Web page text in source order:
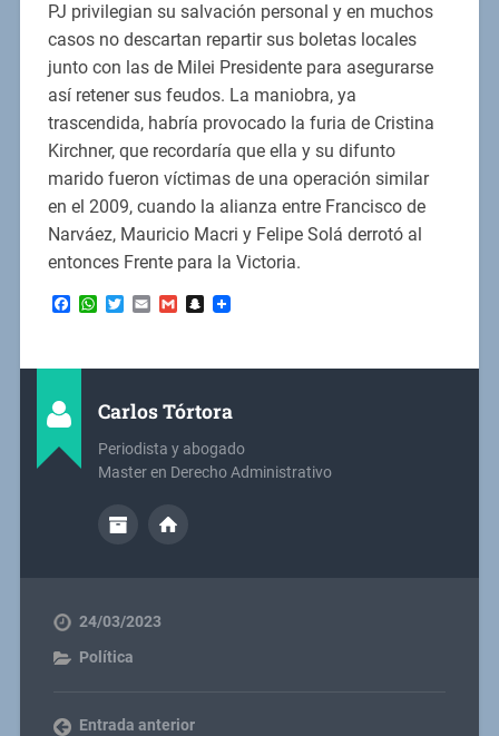
PJ privilegian su salvación personal y en muchos
casos no descartan repartir sus boletas locales
junto con las de Milei Presidente para asegurarse
así retener sus feudos. La maniobra, ya
trascendida, habría provocado la furia de Cristina
Kirchner, que recordaría que ella y su difunto
marido fueron víctimas de una operación similar
en el 2009, cuando la alianza entre Francisco de
Narváez, Mauricio Macri y Felipe Solá derrotó al
entonces Frente para la Victoria.
Facebook
WhatsApp
TwitterEmailGmailSnapchat
Carlos Tórtora
Periodista y abogado
Master en Derecho Administrativo
24/03/2023
Política
Entrada anterior